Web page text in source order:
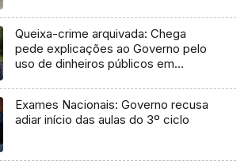
Queixa-crime arquivada: Chega
pede explicações ao Governo pelo
uso de dinheiros públicos em
Exames Nacionais: Governo recusa
adiar início das aulas do 3º ciclo